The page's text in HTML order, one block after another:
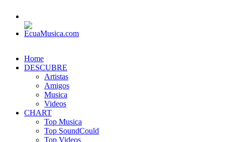
Home
DESCUBRE
Artistas
Amigos
Musica
Videos
CHART
Top Musica
Top SoundCould
Top Videos